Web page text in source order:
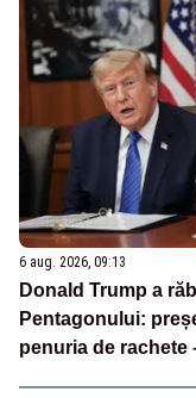
6 aug. 2026, 09:13
Donald Trump a
Pentagonului:
penuria de rachete